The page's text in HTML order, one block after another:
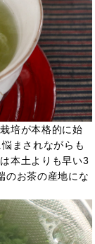
培が本格的に始
まされながらも
本土よりも早い3
のお茶の産地にな